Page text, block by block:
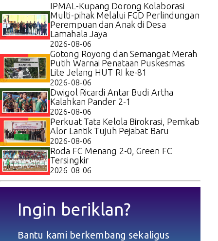
IPMAL-Kupang Dorong Kolaborasi
Multi-pihak Melalui FGD Perlindungan
Perempuan dan Anak di Desa
Lamahala Jaya
2026-08-06
Gotong Royong dan Semangat Merah
Putih Warnai Penataan Puskesmas
Lite Jelang HUT RI ke-81
2026-08-06
Dwigol Ricardi Antar Budi Artha
Kalahkan Pander 2-1
2026-08-06
Perkuat Tata Kelola Birokrasi, Pemkab
Alor Lantik Tujuh Pejabat Baru
2026-08-06
Roda FC Menang 2-0, Green FC
Tersingkir
2026-08-06
Ingin beriklan?
Bantu kami berkembang sekaligus